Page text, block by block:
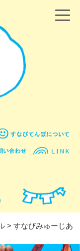
> すなびみゅーじあ